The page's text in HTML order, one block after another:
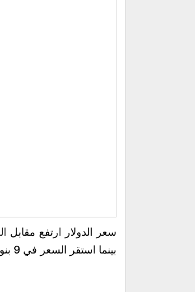
سعر الدولار ارتفع مقابل
بينما استقر السعر في 9 بنوك أخرى.